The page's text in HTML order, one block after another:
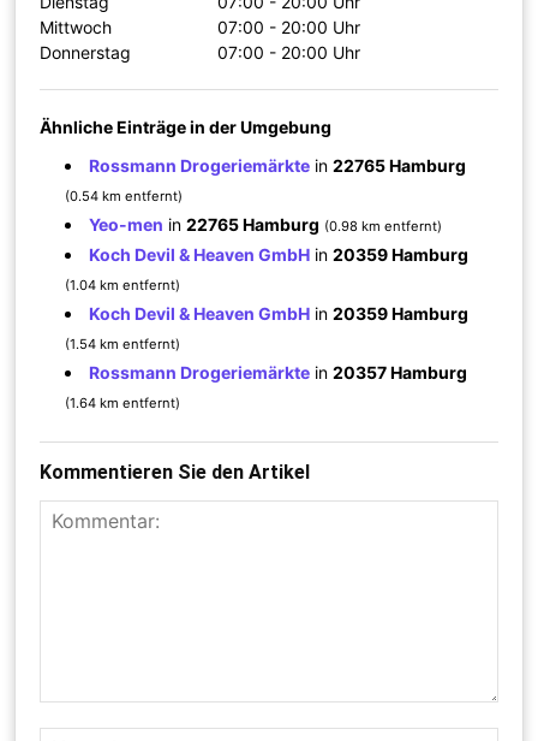
Mittwoch
07:00 - 20:00 Uhr
Donnerstag
07:00 - 20:00 Uhr
Ähnliche Einträge in der Umgebung
Rossmann Drogeriemärkte in22765 Hamburg
(0.54 km entfernt)
Yeo-men in22765 Hamburg (0.98 km entfernt)
Koch Devil & Heaven GmbH in20359 Hamburg
(1.04 km entfernt)
Koch Devil & Heaven GmbH in20359 Hamburg
(1.54 km entfernt)
Rossmann Drogeriemärkte in20357 Hamburg
(1.64 km entfernt)
Kommentieren Sie den Artikel